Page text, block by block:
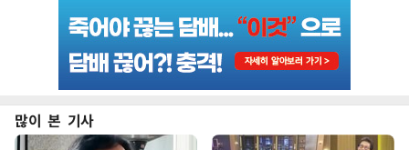
많이 본 기사